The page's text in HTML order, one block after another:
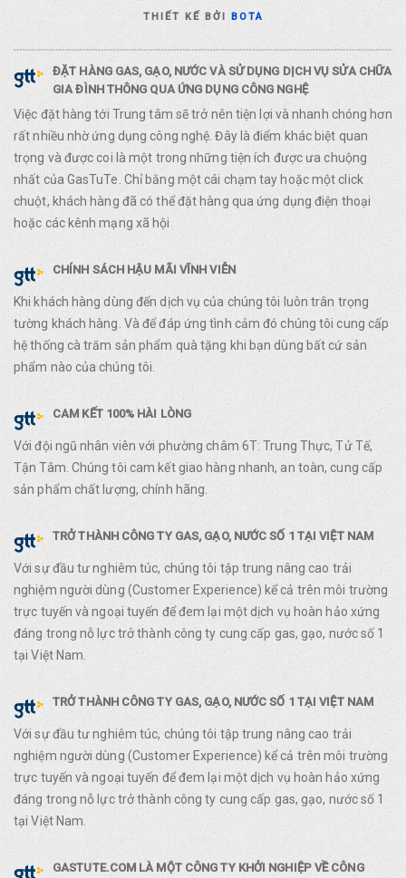
THIẾT KẾ BỞIBOTA
ĐẶT HÀNG GAS, GẠO, NƯỚC VÀ SỬ DỤNG DỊCH VỤ SỬA CHỮA
GIA ĐÌNH THÔNG QUA ỨNG DỤNG CÔNG NGHỆ
Việc đặt hàng tới Trung tâm sẽ trở nên tiện lợi và nhanh chóng hơn
rất nhiều nhờ ứng dụng công nghệ. Đây là điểm khác biệt quan
trọng và được coi là một trong những tiện ích được ưa chuộng
nhất của GasTuTe. Chỉ bằng một cái chạm tay hoặc một click
chuột, khách hàng đã có thể đặt hàng qua ứng dụng điện thoại
hoặc các kênh mạng xã hội
CHÍNH SÁCH HẬU MÃI VĨNH VIỄN
Khi khách hàng dùng đến dịch vụ của chúng tôi luôn trân trọng
tường khách hàng. Và để đáp ứng tình cảm đó chúng tôi cung cấp
hệ thống cà trăm sản phẩm quà tặng khi bạn dùng bất cứ sản
phẩm nào của chúng tôi.
CAM KẾT 100% HÀI LÒNG
Với đội ngũ nhân viên với phường châm 6T: Trung Thực, Tử Tế,
Tận Tâm. Chúng tôi cam kết giao hàng nhanh, an toàn, cung cấp
sản phẩm chất lượng, chính hãng.
TRỞ THÀNH CÔNG TY GAS, GẠO, NƯỚC SỐ 1 TẠI VIỆT NAM
Với sự đầu tư nghiêm túc, chúng tôi tập trung nâng cao trải
nghiệm người dùng (Customer Experience) kể cả trên môi trường
trực tuyến và ngoại tuyến để đem lại một dịch vụ hoàn hảo xứng
đáng trong nỗ lực trở thành công ty cung cấp gas, gạo, nước số 1
tại Việt Nam.
TRỞ THÀNH CÔNG TY GAS, GẠO, NƯỚC SỐ 1 TẠI VIỆT NAM
Với sự đầu tư nghiêm túc, chúng tôi tập trung nâng cao trải
nghiệm người dùng (Customer Experience) kể cả trên môi trường
trực tuyến và ngoại tuyến để đem lại một dịch vụ hoàn hảo xứng
đáng trong nỗ lực trở thành công ty cung cấp gas, gạo, nước số 1
tại Việt Nam.
GASTUTE.COM LÀ MỘT CÔNG TY KHỞI NGHIỆP VỀ CÔNG